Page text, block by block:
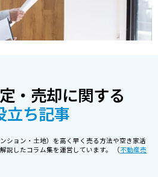
・売却に関する
立ち記事
ション・土地）を高く早く売る方法や空き家活
説したコラム集を運営しています。 （不動産売